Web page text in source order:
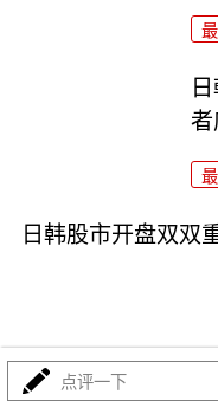
者
日韩股市开盘双双
最热
点评一下